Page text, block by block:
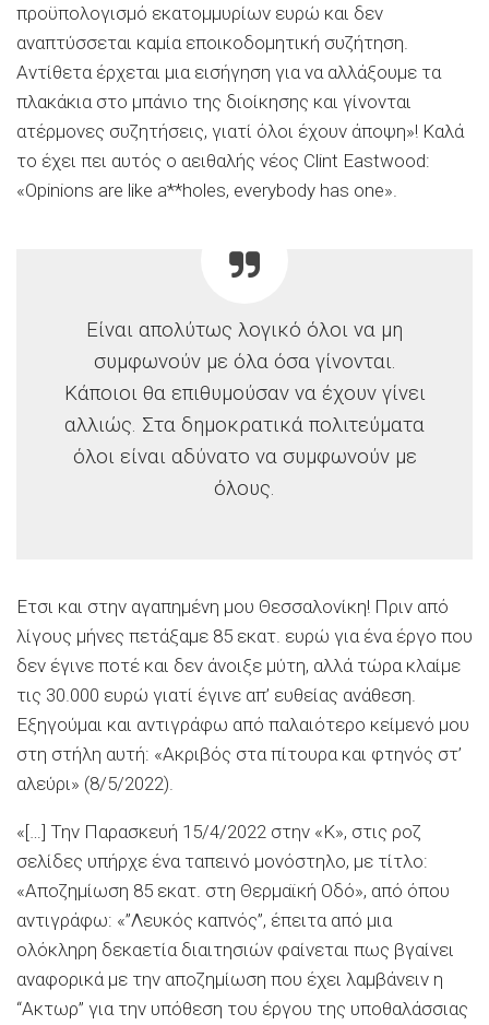
προϋπολογισμό εκατομμυρίων ευρώ και δεν
αναπτύσσεται καμία εποικοδομητική συζήτηση.
Αντίθετα έρχεται μια εισήγηση για να αλλάξουμε τα
πλακάκια στο μπάνιο της διοίκησης και γίνονται
ατέρμονες συζητήσεις, γιατί όλοι έχουν άποψη»! Καλά
το έχει πει αυτός ο αειθαλής νέος Clint Eastwood:
«Opinions are like a**holes, everybody has one».
Είναι απολύτως λογικό όλοι να μη
συμφωνούν με όλα όσα γίνονται.
Κάποιοι θα επιθυμούσαν να έχουν γίνει
αλλιώς. Στα δημοκρατικά πολιτεύματα
όλοι είναι αδύνατο να συμφωνούν με
όλους.
Ετσι και στην αγαπημένη μου Θεσσαλονίκη! Πριν από
λίγους μήνες πετάξαμε 85 εκατ. ευρώ για ένα έργο που
δεν έγινε ποτέ και δεν άνοιξε μύτη, αλλά τώρα κλαίμε
τις 30.000 ευρώ γιατί έγινε απ’ ευθείας ανάθεση.
Εξηγούμαι και αντιγράφω από παλαιότερο κείμενό μου
στη στήλη αυτή: «Ακριβός στα πίτουρα και φτηνός στ’
αλεύρι» (8/5/2022).
«[…] Την Παρασκευή 15/4/2022 στην «Κ», στις ροζ
σελίδες υπήρχε ένα ταπεινό μονόστηλο, με τίτλο:
«Αποζημίωση 85 εκατ. στη Θερμαϊκή Οδό», από όπου
αντιγράφω: «”Λευκός καπνός”, έπειτα από μια
ολόκληρη δεκαετία διαιτησιών φαίνεται πως βγαίνει
αναφορικά με την αποζημίωση που έχει λαμβάνειν η
“Ακτωρ” για την υπόθεση του έργου της υποθαλάσσιας